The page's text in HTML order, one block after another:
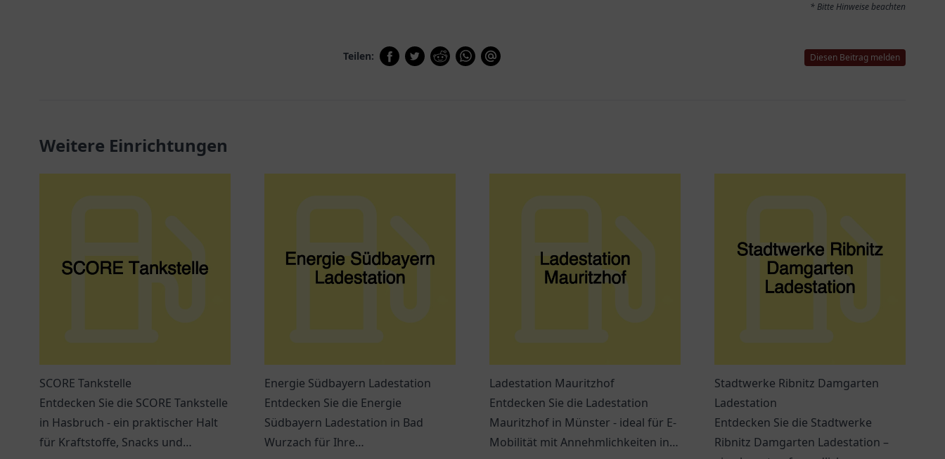
* Bitte Hinweise beachten
Teilen: Diesen Beitrag melden
Weitere Einrichtungen
SCORE Tankstelle
Entdecken Sie die SCORE Tankstelle
in Hasbruch - ein praktischer Halt
für Kraftstoffe, Snacks und
Energie Südbayern Ladestation
Entdecken Sie die Energie
Südbayern Ladestation in Bad
Wurzach für Ihre
Ladestation Mauritzhof
Entdecken Sie die Ladestation
Mauritzhof in Münster - ideal für E-
Mobilität mit Annehmlichkeiten in
Stadtwerke Ribnitz Damgarten
Ladestation
Entdecken Sie die Stadtwerke
Ribnitz Damgarten Ladestation –